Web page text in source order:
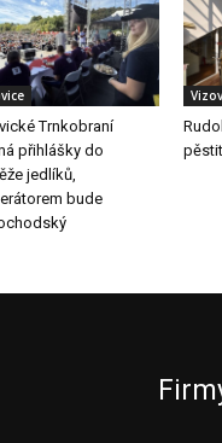
Trnkobraní
přihlášky do
jedlíků,
bude